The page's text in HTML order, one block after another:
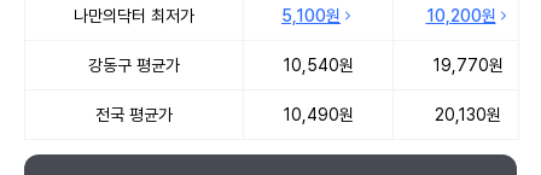
나만의닥터 최저가 5,100원 10,200원
강동구 평균가 10,540원 19,770원
전국 평균가 10,490원 20,130원